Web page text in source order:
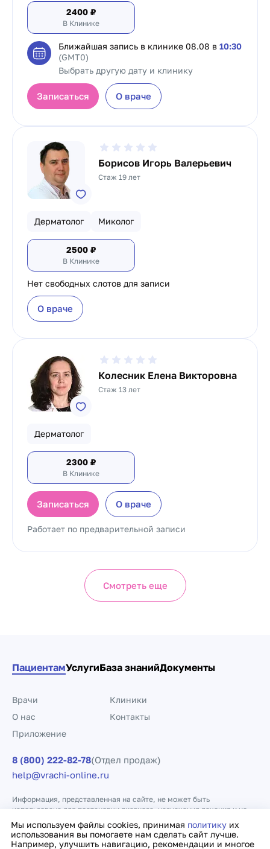
2400 ₽
В Клинике
Ближайшая запись в клинике 08.08 в 10:30
(GMT0)
Выбрать другую дату и клинику
Записаться О враче
Борисов Игорь Валерьевич
Стаж 19 лет
Дерматолог Миколог
2500 ₽
В Клинике
Нет свободных слотов для записи
О враче
Колесник Елена Викторовна
Стаж 13 лет
Дерматолог
2300 ₽
В Клинике
Записаться О враче
Работает по предварительной записи
Смотреть еще
Мы используем файлы cookies, принимая политику их
использования вы помогаете нам сделать сайт лучше.
Например, улучшить навигацию, рекомендации и многое
ПациентамУслугиБаза знанийДокументы
Врачи
Клиники
О нас
Контакты
Приложение
8 (800) 222-82-78(Отдел продаж)
help@vrachi-online.ru
Информация, представленная на сайте, не может быть
использована для постановки диагноза, назначения лечения и не
заменяет прием врача.